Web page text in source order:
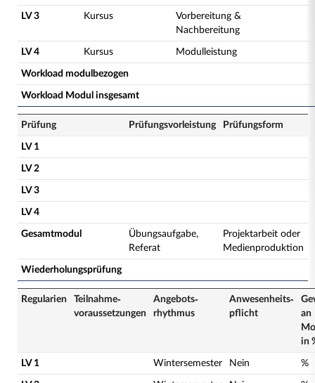
LV 3 Kursus
Vorbereitung &
Nachbereitung
LV 4 Kursus Modulleistung
Workload modulbezogen
Workload Modul insgesamt
Prüfung Prüfungsvorleistung Prüfungsform
LV 1
LV 2
LV 3
LV 4
Gesamtmodul
Übungsaufgabe,
Referat
Projektarbeit oder
Medienproduktion
Wiederholungsprüfung
Regularien
Teilnahme­
voraussetzungen
Angebots­
rhythmus
Anwesenheits­
pflicht
an
in
LV 1 Wintersemester Nein %